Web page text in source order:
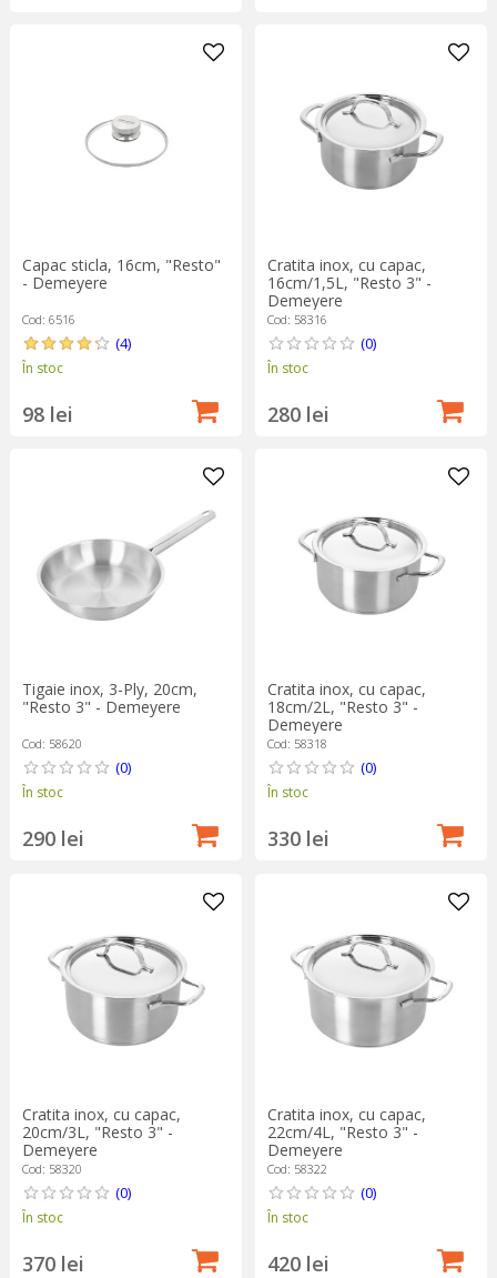
Capac sticla, 16cm, "Resto"
- Demeyere
Cod: 6516
(4)
În stoc
98 lei
Cratita inox, cu capac,
16cm/1,5L, "Resto 3" -
Demeyere
Cod: 58316
(0)
În stoc
280 lei
Tigaie inox, 3-Ply, 20cm,
"Resto 3" - Demeyere
Cod: 58620
(0)
În stoc
290 lei
Cratita inox, cu capac,
18cm/2L, "Resto 3" -
Demeyere
Cod: 58318
(0)
În stoc
330 lei
Cratita inox, cu capac,
20cm/3L, "Resto 3" -
Demeyere
Cod: 58320
(0)
În stoc
370 lei
Cratita inox, cu capac,
22cm/4L, "Resto 3" -
Demeyere
Cod: 58322
(0)
În stoc
420 lei